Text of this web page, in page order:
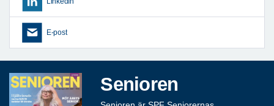
E-post
Senioren